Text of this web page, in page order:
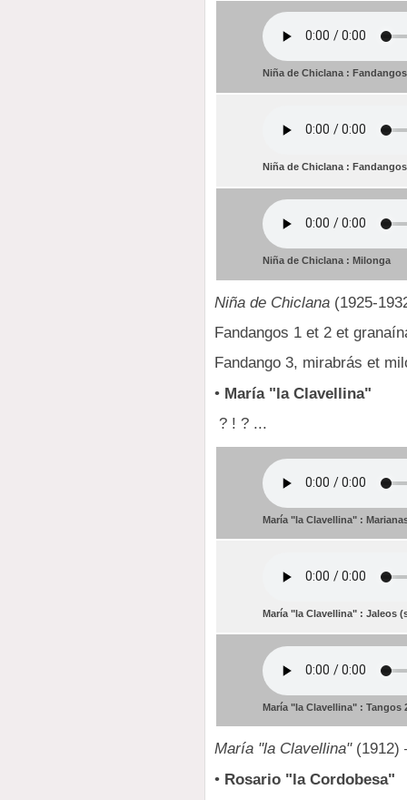
Niña de Chiclana :
Niña de Chiclana :
Niña de Chiclana : Milonga
Niña de Chiclana (1925-
Fandangos 1 et 2 et
Fandango 3, mirabrás et
• María "la Clavellina"
? ! ? ...
María "la Clavellina" :
María "la Clavellina" : Jaleos
María "la Clavellina" : Tangos
María "la Clavellina"(1912)
• Rosario "la Cordobesa"